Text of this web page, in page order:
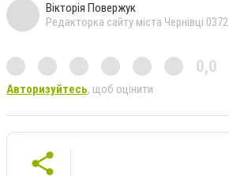
Вікторія Повержук
Редакторка сайту міста Чернівці 0372
0,0
Авторизуйтесь, щоб оцінити